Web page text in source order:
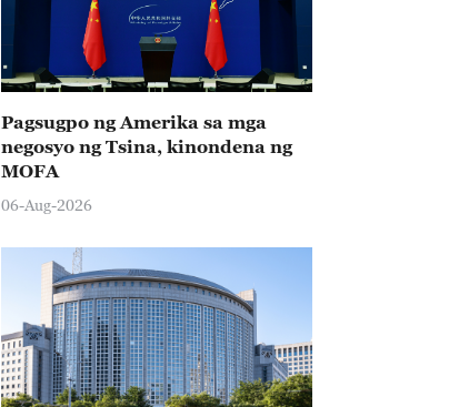
Pagsugpo ng Amerika sa mga
negosyo ng Tsina, kinondena ng
MOFA
06-Aug-2026